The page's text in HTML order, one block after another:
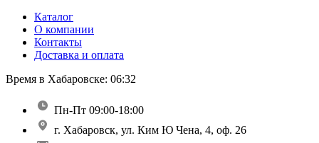
Каталог
О компании
Контакты
Доставка и оплата
Время в Хабаровске: 06:32
Пн-Пт 09:00-18:00
г. Хабаровск, ул. Ким Ю Чена, 4, оф. 26